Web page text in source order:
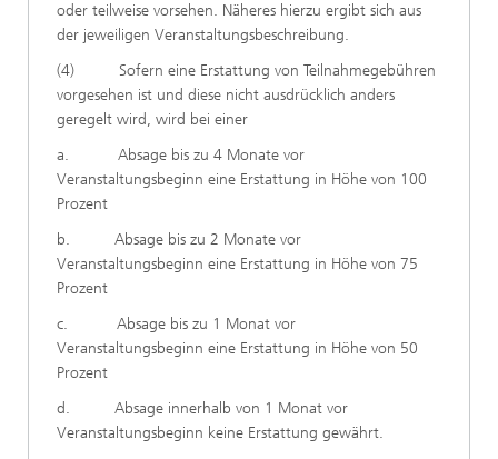
oder teilweise vorsehen. Näheres hierzu ergibt sich aus
der jeweiligen Veranstaltungsbeschreibung.
(4) Sofern eine Erstattung von Teilnahmegebühren
vorgesehen ist und diese nicht ausdrücklich anders
geregelt wird, wird bei einer
a. Absage bis zu 4 Monate vor
Veranstaltungsbeginn eine Erstattung in Höhe von 100
Prozent
b. Absage bis zu 2 Monate vor
Veranstaltungsbeginn eine Erstattung in Höhe von 75
Prozent
c. Absage bis zu 1 Monat vor
Veranstaltungsbeginn eine Erstattung in Höhe von 50
Prozent
d. Absage innerhalb von 1 Monat vor
Veranstaltungsbeginn keine Erstattung gewährt.